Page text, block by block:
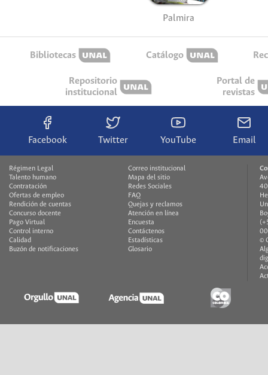
Palmira
Bibliotecas Catálogo
Repositorio
institucional
Portal de
revistas
Facebook Twitter YouTube Email
Régimen Legal
Talento humano
Contratación
Ofertas de empleo
Rendición de cuentas
Concurso docente
Pago Virtual
Control interno
Calidad
Buzón de notificaciones
Correo institucional
Mapa del sitio
Redes Sociales
FAQ
Quejas y reclamos
Atención en línea
Encuesta
Contáctenos
Estadísticas
Glosario
©